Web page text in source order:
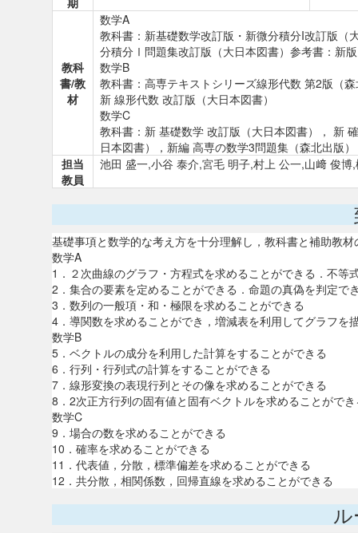
教科
書/教
材
数学A
教科書：新基礎数学改訂版・新微分積分I改訂版
分積分Ⅰ問題集改訂版（大日本図書）参考書：新
数学B
教科書：高専テキストシリーズ線形代数 第2版（
新 線形代数 改訂版（大日本図書）
数学C
教科書：新 基礎数学 改訂版（大日本図書）， 新
日本図書），新編 高専の数学3問題集（森北出版
担当
教員
池田 盛一,小谷 泰介,宮毛 明子,村上 公一,山﨑 俊博
基礎事項と数学的な考え方を十分理解し，教科書と補助教
数学A
1．２次曲線のグラフ・方程式を求めることができる．不等
2．集合の要素を定めることができる．命題の真偽を判定で
3．数列の一般項・和・極限を求めることができる
4．導関数を求めることができ，増減表を利用してグラフを
数学B
5．ベクトルの成分を利用した計算をすることができる
6．行列・行列式の計算をすることができる
7．線形変換の表現行列とその像を求めることができる
8．2次正方行列の固有値と固有ベクトルを求めることがで
数学C
9．場合の数を求めることができる
10．確率を求めることができる
11．代表値，分散，標準偏差を求めることができる
12．共分散，相関係数，回帰直線を求めることができる